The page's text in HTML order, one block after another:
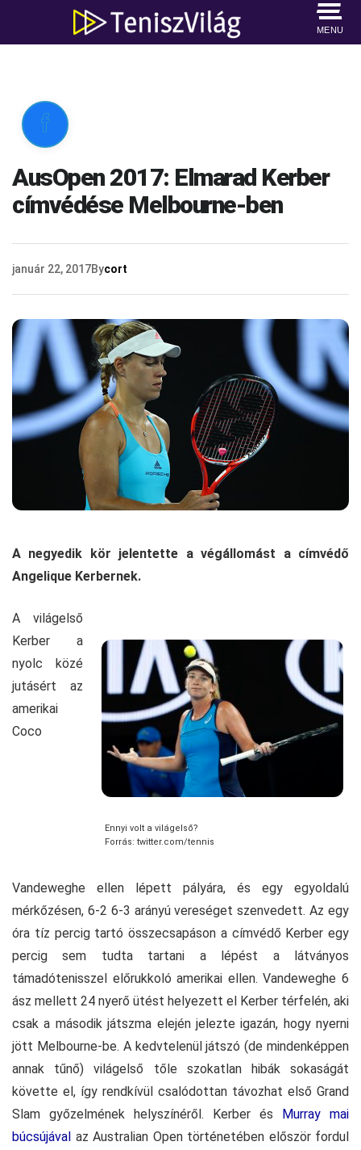
MENU

AusOpen 2017: Elmarad Kerber
címvédése Melbourne-ben
január 22, 2017Bycort
A negyedik kör jelentette a végállomást a címvédő
Angelique Kerbernek.
Ennyi volt a világelső?
Forrás: twitter.com/tennis
A világelső
Kerber a
nyolc közé
jutásért az
amerikai
Coco
Vandeweghe ellen lépett pályára, és egy egyoldalú
mérkőzésen, 6-2 6-3 arányú vereséget szenvedett. Az egy
óra tíz percig tartó összecsapáson a címvédő Kerber egy
percig sem tudta tartani a lépést a látványos
támadótenisszel előrukkoló amerikai ellen. Vandeweghe 6
ász mellett 24 nyerő ütést helyezett el Kerber térfelén, aki
csak a második játszma elején jelezte igazán, hogy nyerni
jött Melbourne-be. A kedvtelenül játszó (de mindenképpen
annak tűnő) világelső tőle szokatlan hibák sokaságát
követte el, így rendkívül csalódottan távozhat első Grand
Slam győzelmének helyszínéről. Kerber és Murray mai
búcsújával az Australian Open történetében először fordul